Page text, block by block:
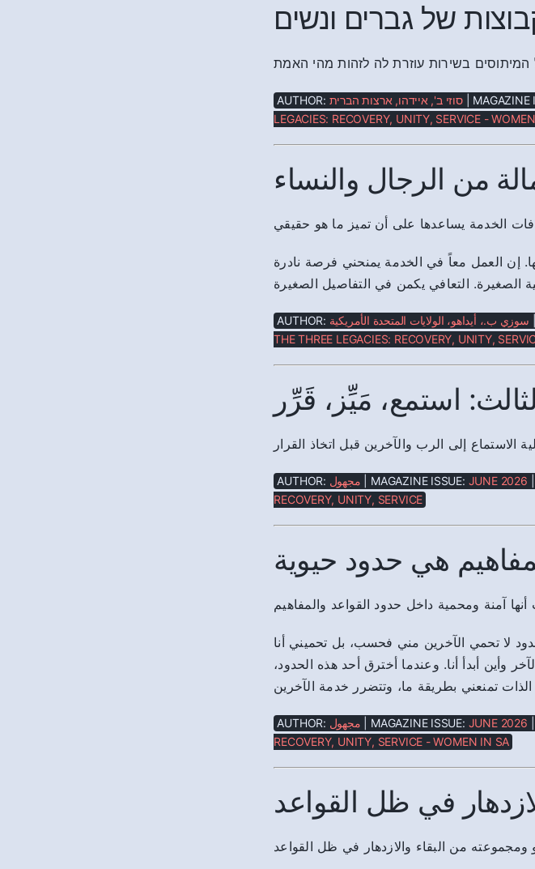
של גברים ונשים
AUTHOR: סוזי ב', איידהו, ארצות הברית| MAGAZINE
LEGACIES: RECOVERY, UNITY, SERVICE -
من الرجال والنساء
إن العمل معاً في الخدمة يمنحني فرصة نادرة
الصغيرة. التعافي يكمن في التفاصيل الصغيرة
AUTHOR: سوزي ب.، أيداهو، الولايات المتحدة الأمريكية
THE THREE LEGACIES: RECOVERY, UNITY,
استمع، مَيِّز، قَرِّر
الاستماع إلى الرب والآخرين قبل اتخاذ القرار
AUTHOR: مجهول | MAGAZINE ISSUE: JUNE 2026
RECOVERY, UNITY, SERVICE
هي حدود حيوية
لا تحمي الآخرين مني فحسب، بل تحميني أنا
وأين أبدأ أنا. وعندما أخترق أحد هذه الحدود،
AUTHOR: مجهول | MAGAZINE ISSUE: JUNE 2026
RECOVERY, UNITY, SERVICE - WOMEN IN SA
في ظل القواعد
ومجموعته من البقاء والازدهار في ظل القواعد